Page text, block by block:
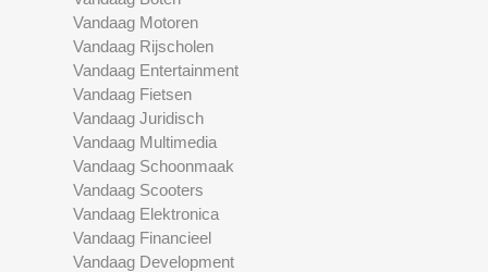
Vandaag Motoren
Vandaag Rijscholen
Vandaag Entertainment
Vandaag Fietsen
Vandaag Juridisch
Vandaag Multimedia
Vandaag Schoonmaak
Vandaag Scooters
Vandaag Elektronica
Vandaag Financieel
Vandaag Development